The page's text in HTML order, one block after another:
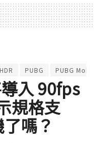
HDR PUBG PUBG
入 90fps
規格支
嗎？